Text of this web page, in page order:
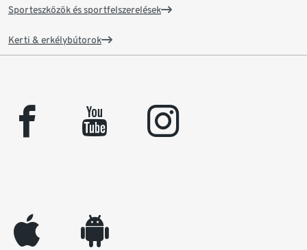
Sporteszközök és sportfelszerelések
Kerti & erkélybútorok
facebook youtube instagram
appleinc android